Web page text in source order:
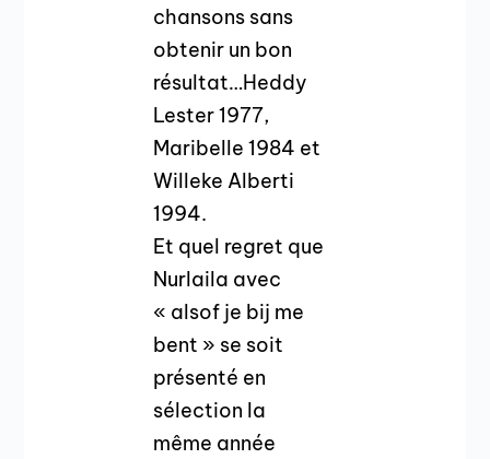
chansons sans
obtenir un bon
résultat…Heddy
Lester 1977,
Maribelle 1984 et
Willeke Alberti
1994.
Et quel regret que
Nurlaila avec
« alsof je bij me
bent » se soit
présenté en
sélection la
même année